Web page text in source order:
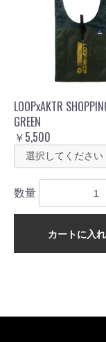
LOOPxAKTR
GREEN
￥5,500
数量
カートに入